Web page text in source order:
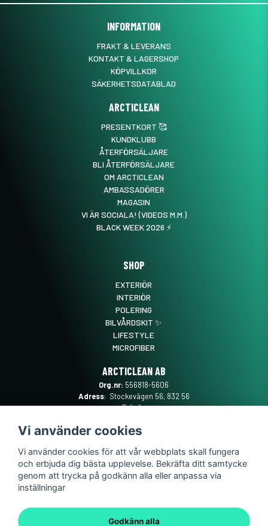
för 7 månader sedan
INFORMATION
FRAKT & LEVERANS
KONTAKT & LAGERSHOP
KÖPVILLKOR
SÄKERHETSDATABLAD
ARCTICLEAN
PRESENTKORT 🥰
KUNDKLUBB
ÅTERFÖRSÄLJARE
BLI ÅTERFÖRSÄLJARE
OM ARCTICLEAN
AMBASSADÖRER
MAGASIN
VI ÄR SOCIALA! (VIDEOS M.M.)
BLACK WEEK 2026 ⚡️
SHOP
EXTERIÖR
INTERIÖR
POLERING
BILVÅRDSKIT ✨
LIFESTYLE
MICROFIBER
ARCTICLEAN AB
Org.nr: 556818-5606
Adress: Stockevägen 56, 832 56
Frösön
Telefon:0101889555
Vi använder cookies
Vi använder cookies för att vår webbplats skall fungera
och erbjuda dig bästa upplevelse. Bekräfta ditt samtycke
genom att trycka på godkänn alla eller anpassa via
inställningar
Godkänn alla